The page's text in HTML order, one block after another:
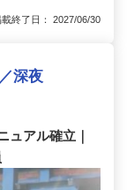
終了日： 2027/06/30
深夜
ュアル確立｜